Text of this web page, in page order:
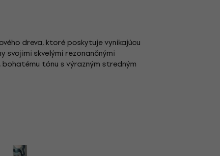
dreva, ktoré poskytuje vynikajúcu
skvelými rezonančnými
tónu s výrazným stredným